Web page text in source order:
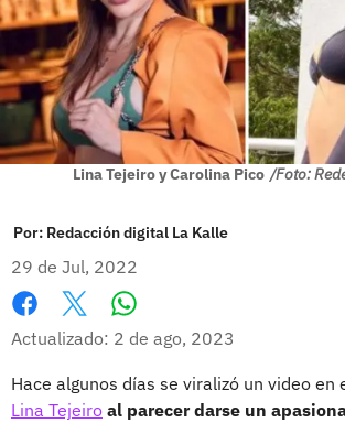
Lina Tejeiro y Carolina Pico /Foto:
Por: Redacción digital La Kalle
29 de Jul, 2022
Facebook
X
Actualizado: 2 de ago, 2023
Hace algunos días se viralizó un video en
Lina Tejeiro al parecer darse un